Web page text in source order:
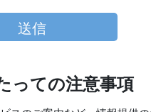
っての注意事項